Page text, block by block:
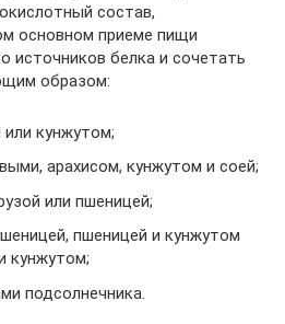
состав,
основном приеме пищи
источников белка и сочетать
образом:
кунжутом;
арахисом, кунжутом и соей;
или пшеницей;
пшеницей и кунжутом
кунжутом;
подсолнечника.